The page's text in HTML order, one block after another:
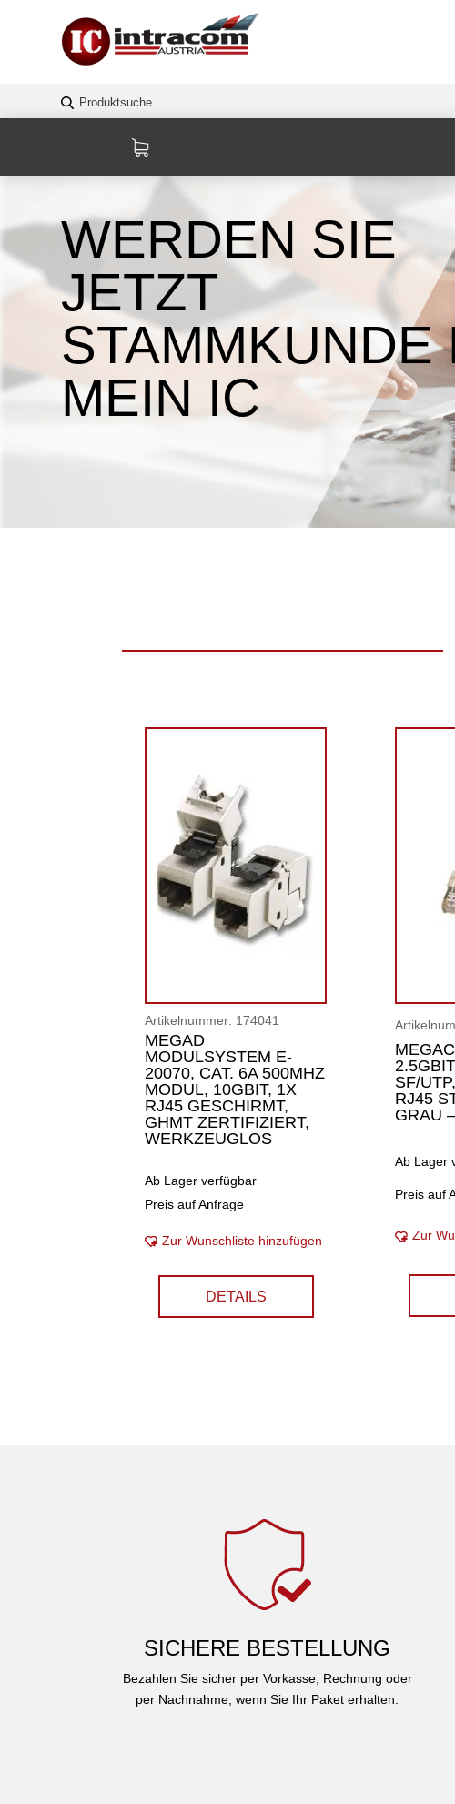
WERDEN SIE
JETZT
STAMMKUNDE
MEIN IC
Artikelnummer: 174041
MEGAD
MODULSYSTEM E-
20070, CAT. 6A 500MHZ
MODUL, 10GBIT, 1X
RJ45 GESCHIRMT,
GHMT ZERTIFIZIERT,
WERKZEUGLOS
Ab Lager verfügbar
Preis auf Anfrage
Zur Wunschliste hinzufügen
DETAILS
SF/
RJ45
GRAU
Ab Lager
Preis auf
Zur
SICHERE BESTELLUNG
Bezahlen Sie sicher per Vorkasse, Rechnung oder
per Nachnahme, wenn Sie Ihr Paket erhalten.